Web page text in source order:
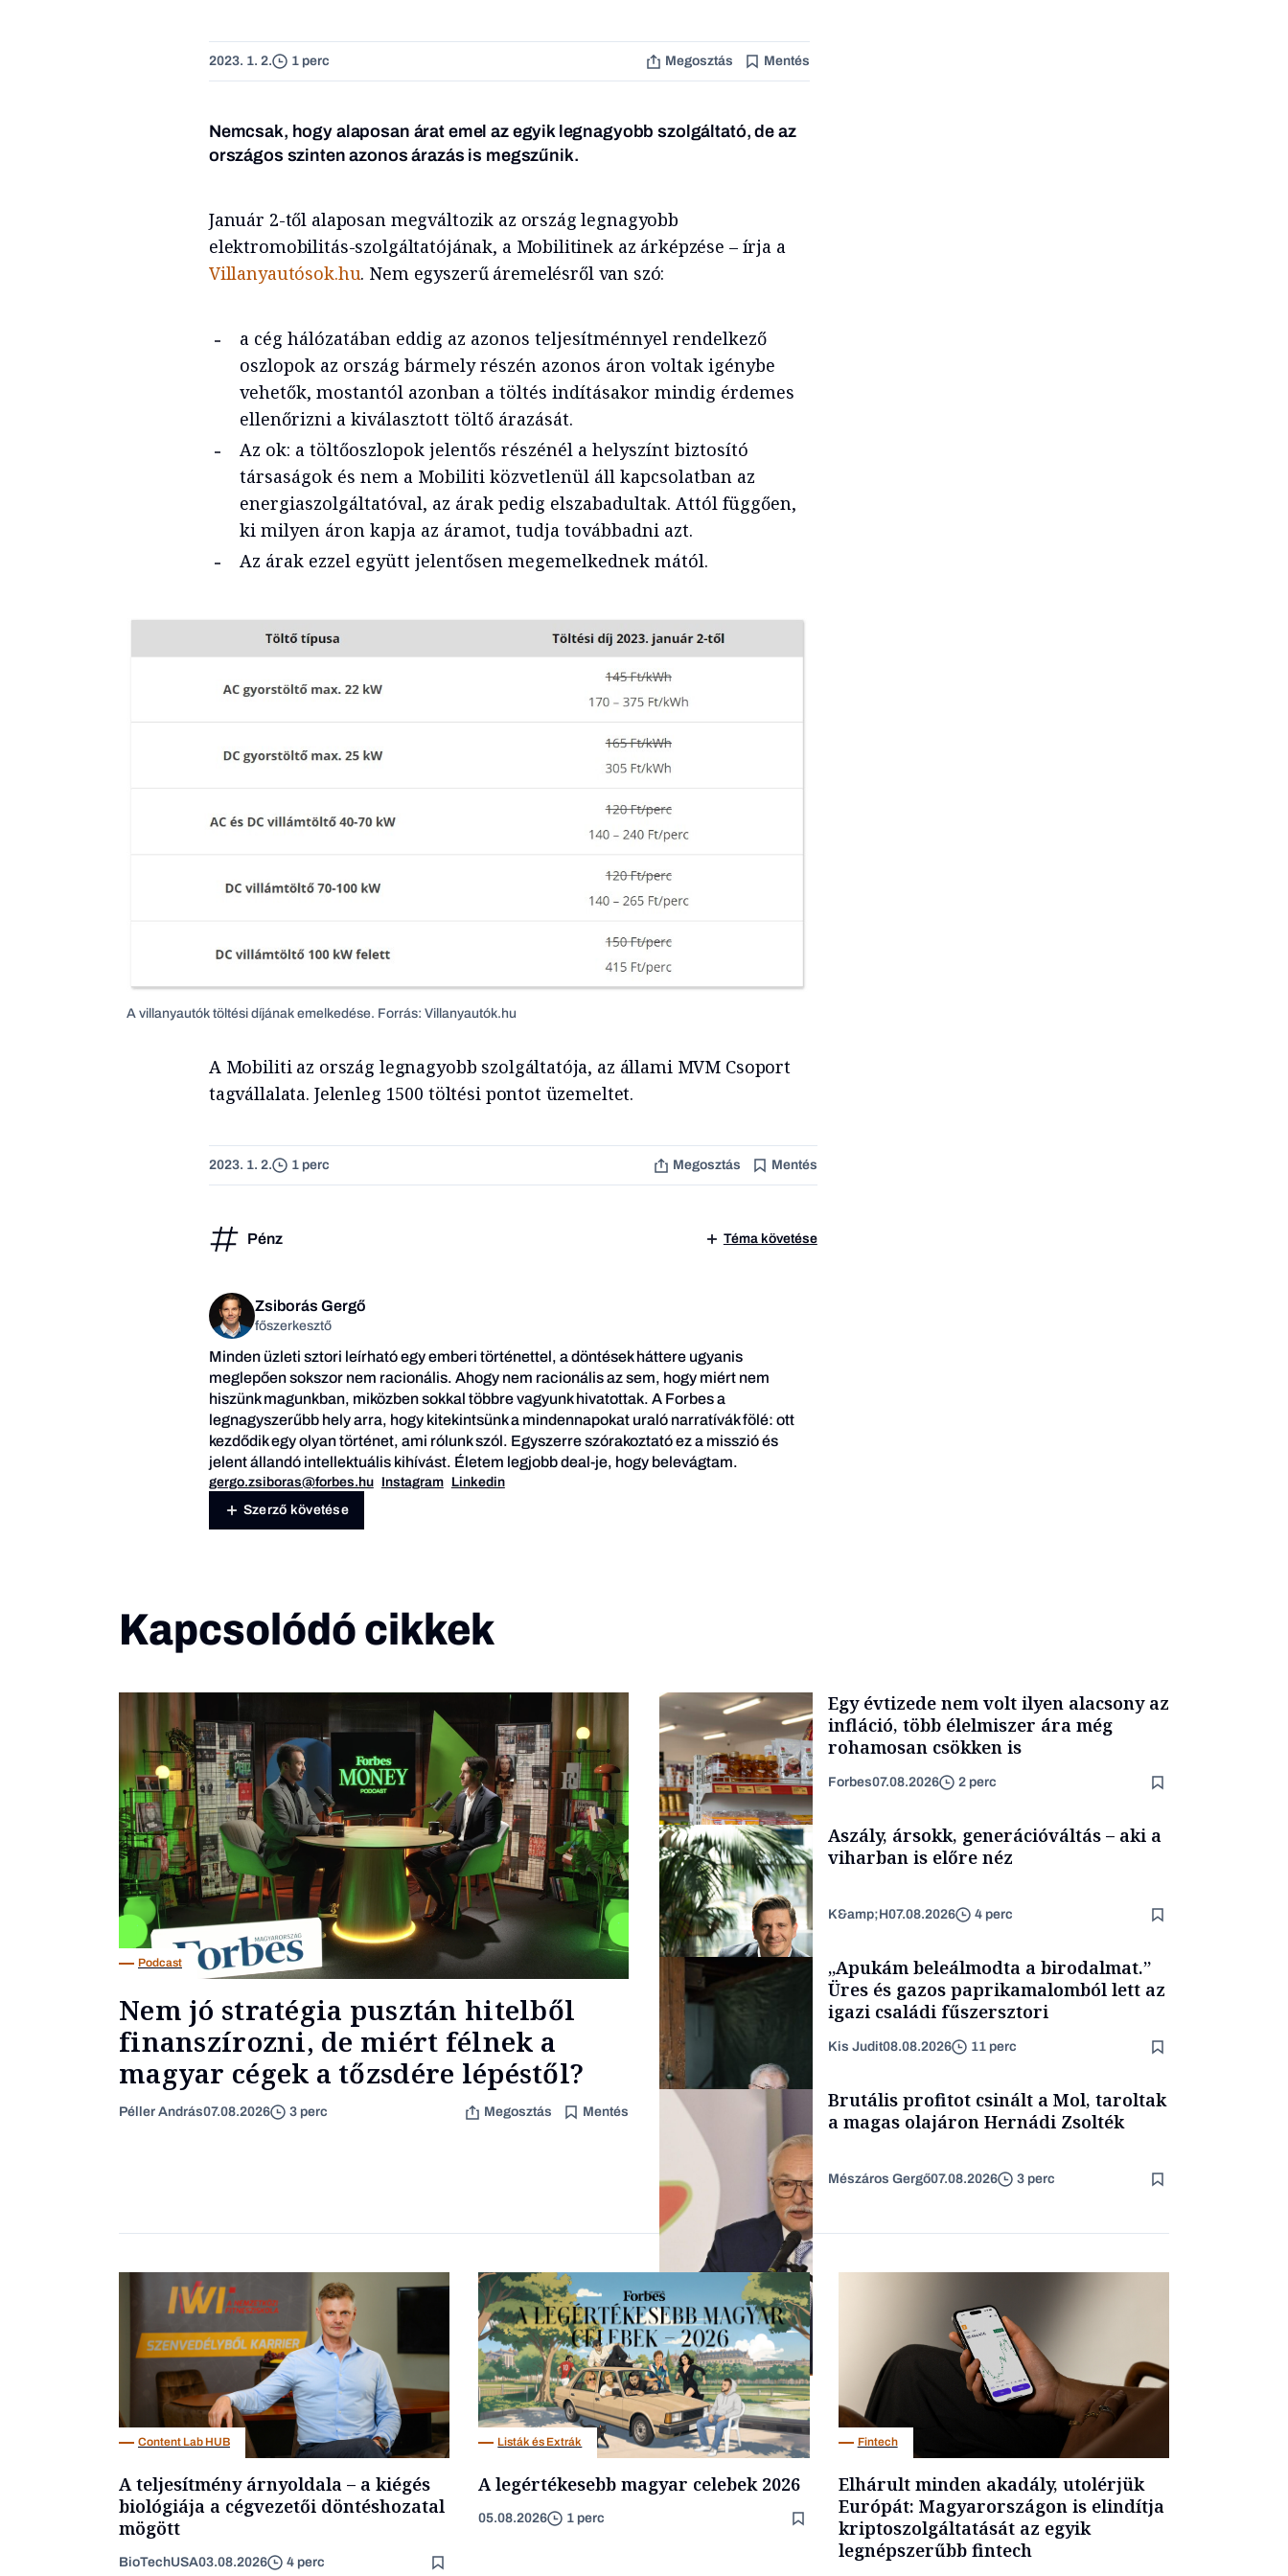
2023. 1. 2. 1 perc Megosztás Mentés
Nemcsak, hogy alaposan árat emel az egyik legnagyobb szolgáltató, de az
országos szinten azonos árazás is megszűnik.
Január 2-től alaposan megváltozik az ország legnagyobb
elektromobilitás-szolgáltatójának, a Mobilitinek az árképzése – írja a
Villanyautósok.hu. Nem egyszerű áremelésről van szó:
a cég hálózatában eddig az azonos teljesítménnyel rendelkező
oszlopok az ország bármely részén azonos áron voltak igénybe
vehetők, mostantól azonban a töltés indításakor mindig érdemes
ellenőrizni a kiválasztott töltő árazását.
Az ok: a töltőoszlopok jelentős részénél a helyszínt biztosító
társaságok és nem a Mobiliti közvetlenül áll kapcsolatban az
energiaszolgáltatóval, az árak pedig elszabadultak. Attól függően,
ki milyen áron kapja az áramot, tudja továbbadni azt.
Az árak ezzel együtt jelentősen megemelkednek mától.
A villanyautók töltési díjának emelkedése. Forrás: Villanyautók.hu
A Mobiliti az ország legnagyobb szolgáltatója, az állami MVM Csoport
tagvállalata. Jelenleg 1500 töltési pontot üzemeltet.
2023. 1. 2. 1 perc Megosztás Mentés
Pénz Téma követése
Zsiborás Gergő
főszerkesztő
Minden üzleti sztori leírható egy emberi történettel, a döntések háttere ugyanis
meglepően sokszor nem racionális. Ahogy nem racionális az sem, hogy miért nem
hiszünk magunkban, miközben sokkal többre vagyunk hivatottak. A Forbes a
legnagyszerűbb hely arra, hogy kitekintsünk a mindennapokat uraló narratívák fölé: ott
kezdődik egy olyan történet, ami rólunk szól. Egyszerre szórakoztató ez a misszió és
jelent állandó intellektuális kihívást. Életem legjobb deal-je, hogy belevágtam.
gergo.zsiboras@forbes.hu Instagram
Linkedin
Szerző követése
Kapcsolódó cikkek
Podcast
Nem jó stratégia pusztán hitelből
finanszírozni, de miért félnek a
magyar cégek a tőzsdére lépéstől?
Péller András07.08.2026 3 perc Megosztás Mentés
Makro
Egy évtizede nem volt ilyen alacsony az
infláció, több élelmiszer ára még
rohamosan csökken is
Forbes07.08.2026 2 perc
TÁMOGATÓI
TARTALOM
Aszály, ársokk, generációváltás – aki a
viharban is előre néz
K&amp;H07.08.2026 4 perc
Családi vállalkozások
„Apukám beleálmodta a birodalmat.”
Üres és gazos paprikamalomból lett az
igazi családi fűszersztori
Kis Judit08.08.2026 11 perc
Befektetés
Brutális profitot csinált a Mol, taroltak
a magas olajáron Hernádi Zsolték
Mészáros Gergő07.08.2026 3 perc
Content Lab HUB
A teljesítmény árnyoldala – a kiégés
biológiája a cégvezetői döntéshozatal
mögött
BioTechUSA03.08.2026 4 perc
Listák és Extrák
A legértékesebb magyar celebek 2026
05.08.2026 1 perc
Fintech
Elhárult minden akadály, utolérjük
Európát: Magyarországon is elindítja
kriptoszolgáltatását az egyik
legnépszerűbb fintech